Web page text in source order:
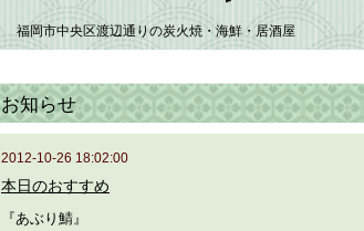
福岡市中央区渡辺通りの炭火焼・海鮮・居酒屋
お知らせ
2012-10-26 18:02:00
本日のおすすめ
『あぶり鯖』